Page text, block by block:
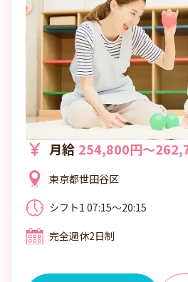
月給 254,800円～
東京都世田谷区
シフト1 07:15～20:15
カ月単位の変形労働時間制 シ
完全週休2日制